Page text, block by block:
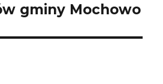
gminy Mochowo